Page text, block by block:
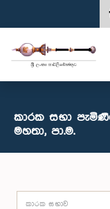
කාරක සභා
මහතා, පා.ම.
කාරක සභාව